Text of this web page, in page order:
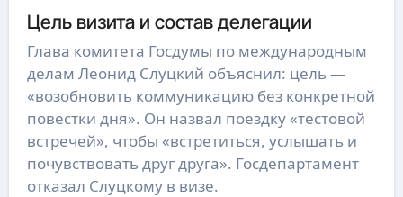
Цель визита и состав делегации
Глава комитета Госдумы по международным
делам Леонид Слуцкий объяснил: цель —
«возобновить коммуникацию без конкретной
повестки дня». Он назвал поездку «тестовой
встречей», чтобы «встретиться, услышать и
почувствовать друг друга». Госдепартамент
отказал Слуцкому в визе.